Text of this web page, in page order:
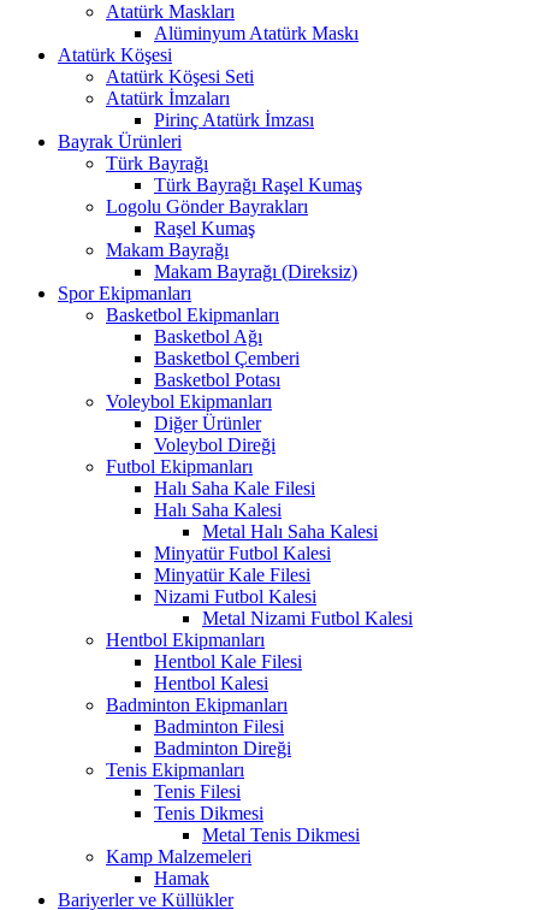
Atatürk Maskları
Alüminyum Atatürk Maskı
Atatürk Köşesi
Atatürk Köşesi Seti
Atatürk İmzaları
Pirinç Atatürk İmzası
Bayrak Ürünleri
Türk Bayrağı
Türk Bayrağı Raşel Kumaş
Logolu Gönder Bayrakları
Raşel Kumaş
Makam Bayrağı
Makam Bayrağı (Direksiz)
Spor Ekipmanları
Basketbol Ekipmanları
Basketbol Ağı
Basketbol Çemberi
Basketbol Potası
Voleybol Ekipmanları
Diğer Ürünler
Voleybol Direği
Futbol Ekipmanları
Halı Saha Kale Filesi
Halı Saha Kalesi
Metal Halı Saha Kalesi
Minyatür Futbol Kalesi
Minyatür Kale Filesi
Nizami Futbol Kalesi
Metal Nizami Futbol Kalesi
Hentbol Ekipmanları
Hentbol Kale Filesi
Hentbol Kalesi
Badminton Ekipmanları
Badminton Filesi
Badminton Direği
Tenis Ekipmanları
Tenis Filesi
Tenis Dikmesi
Metal Tenis Dikmesi
Kamp Malzemeleri
Hamak
Bariyerler ve Küllükler